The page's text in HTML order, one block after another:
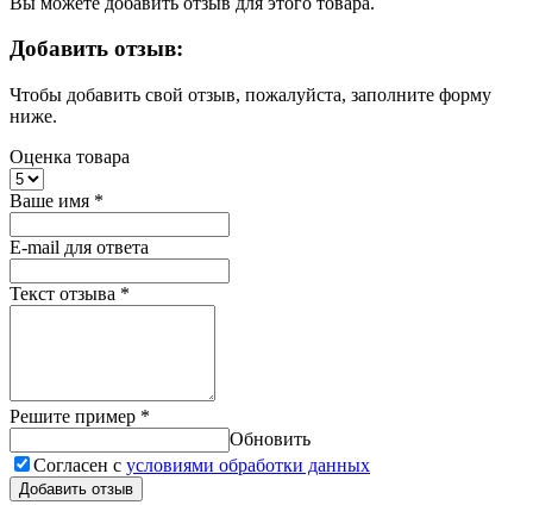
Добавить отзыв:
Чтобы добавить свой отзыв, пожалуйста, заполните форму
ниже.
Оценка товара
Ваше имя *
E-mail для ответа
Текст отзыва *
Решите пример *
Обновить
Согласен с условиями обработки данных
Добавить отзыв